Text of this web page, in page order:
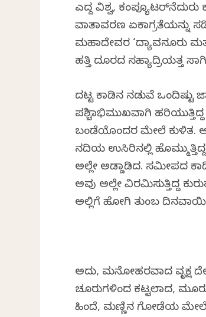
ಎದ್ದ ವಿಶ್ವ,
ವಾತಾವರಣ ಏಕಾಗ್ರತೆಯನ್ನು
ಮಹಾದೇವರ ‘ದ್ಯಾವನೂರು
ಹತ್ತಿ ದೂರದ ಸಹ್ಯಾದ್ರಿಯತ್ತ
ದಟ್ಟ ಕಾಡಿನ ನಡುವೆ ಒಂದಿಷ್ಟು
ಪಶ್ಚಿಮಾಭಿಮುಖವಾಗಿ
ಬಂಡೆಯೊಂದರ ಮೇಲೆ ಕುಳಿತ.
ನದಿಯ ಉಸಿರಿನಲ್ಲಿ
ಅಲ್ಲೇ ಅಡ್ಡಾಡಿದ. ಸಮೀಪದ
ಅವು ಅಲ್ಲೇ ವಿರಮಿಸುತ್ತಿದ್ದ
ಅಲ್ಲಿಗೆ ಹೋಗಿ ತುಂಬ
ಅದು, ಮನೋಹರವಾದ ವೃಕ್ಷ
ಚೂರುಗಳಿಂದ ಕಟ್ಟಲಾದ,
ಹಿಂದೆ, ಮಣ್ಣಿನ ಗೋಡೆಯ ಮೇಲೆ